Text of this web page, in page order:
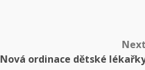
Nová ordinace dětské